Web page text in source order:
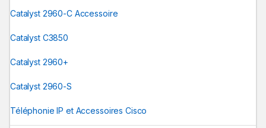
Catalyst 2960-C Accessoire
Catalyst C3850
Catalyst 2960+
Catalyst 2960-S
Téléphonie IP et Accessoires Cisco